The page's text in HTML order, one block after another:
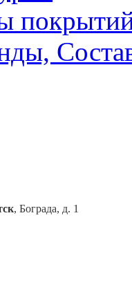
, Бограда, д. 1